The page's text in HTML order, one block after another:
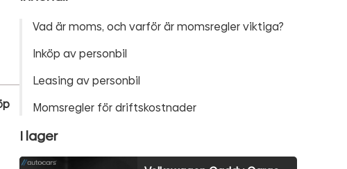
Vad är moms, och varför är momsregler viktiga?
Inköp av personbil
Leasing av personbil
Momsregler för driftskostnader
I lager